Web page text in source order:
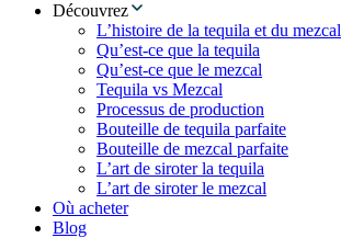
Découvrez
L’histoire de la tequila et du mezcal
Qu’est-ce que la tequila
Qu’est-ce que le mezcal
Tequila vs Mezcal
Processus de production
Bouteille de tequila parfaite
Bouteille de mezcal parfaite
L’art de siroter la tequila
L’art de siroter le mezcal
Où acheter
Blog